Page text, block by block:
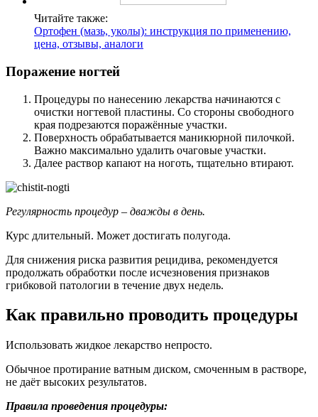
Для снижения риска развития рецидива, рекомендуется
продолжать обработки после исчезновения признаков
Как правильно проводить процедуры
Использовать жидкое лекарство непросто.
Обычное протирание ватным диском, смоченным в растворе,
не даёт высоких результатов.
Правила проведения процедуры:
вымыть поражённые участки с применением мыла,
просушить полотенцем;
для размягчения ногтевой пластины рекомендуется
сделать тёплую ванночку для ногтей (5 минут в воде,
температура которой составляет 45 градусов), такая
подготовка облегчит проникновение действующего
вещества в эпителий;
подвести к ногтю кончик капельницы, выжать каплю
жидкость впитывается быстро, можно просто подождать
после завершения манипуляций все инструменты и
уничтожения патогенов.
Побочные проявления